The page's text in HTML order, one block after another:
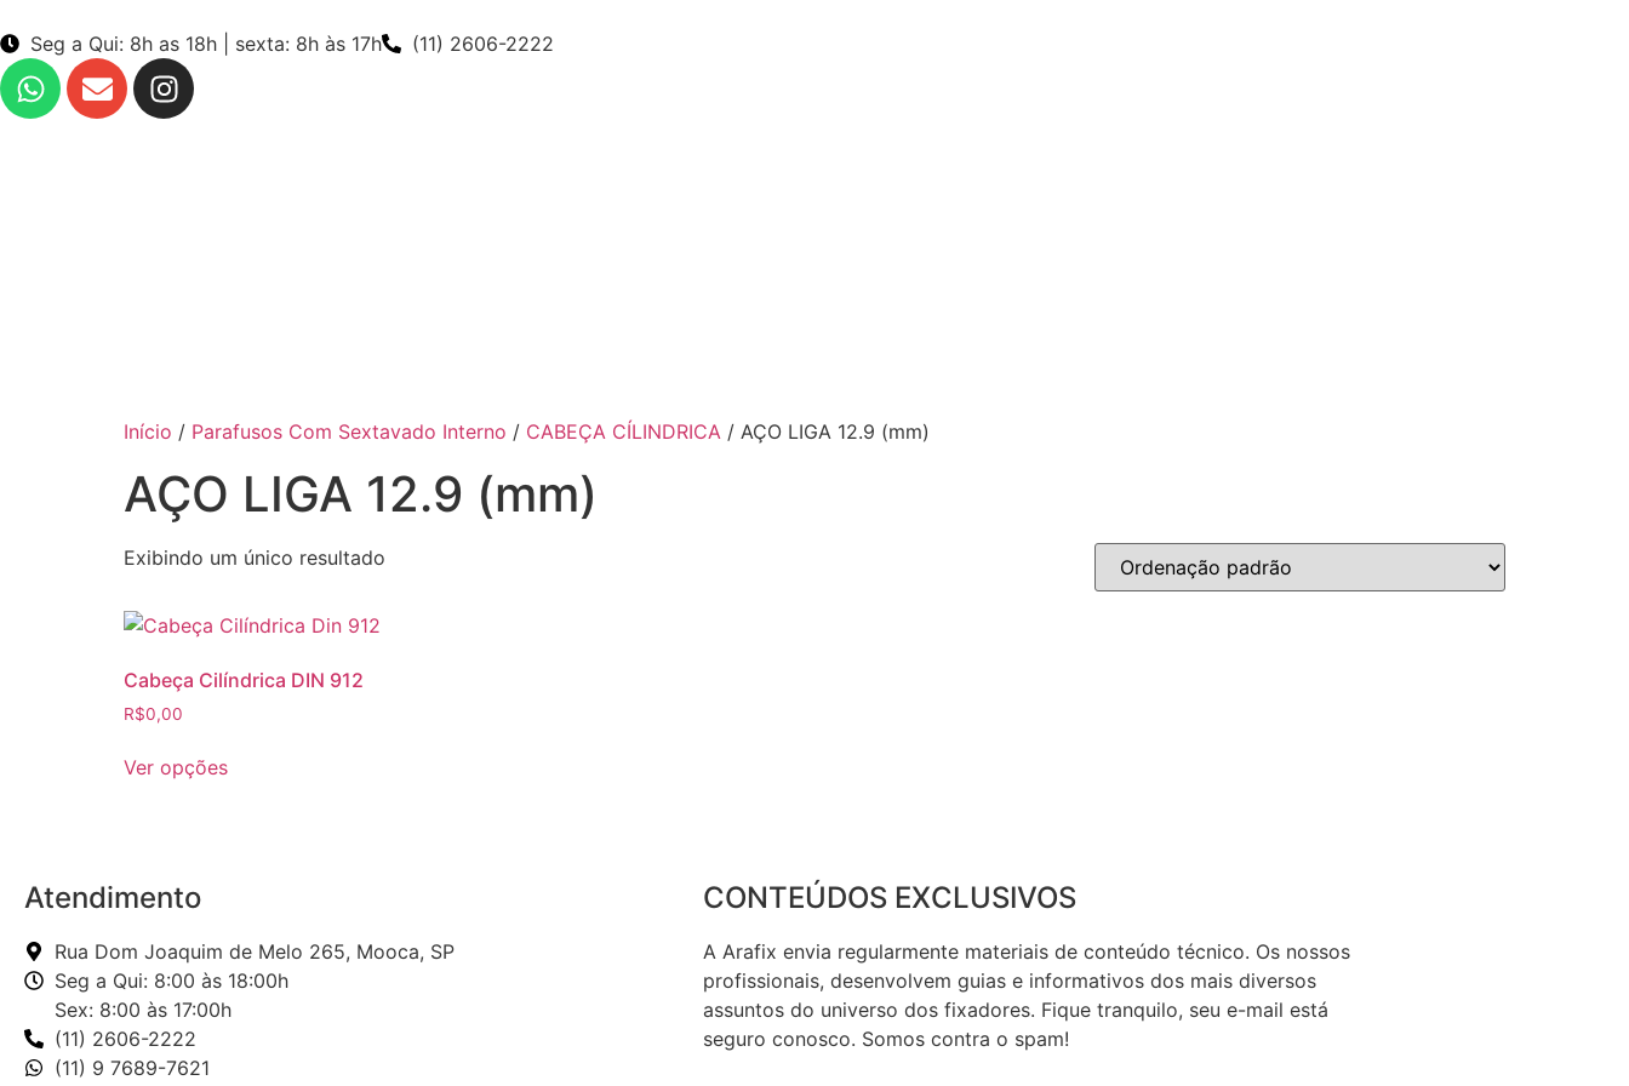
Seg a Qui: 8h as 18h | sexta: 8h às 17h (11) 2606-2222
Início / Parafusos Com Sextavado Interno / CABEÇA CÍLINDRICA / AÇO LIGA 12.9 (mm)
AÇO LIGA 12.9 (mm)
Exibindo um único resultado
Cabeça Cilíndrica DIN 912
R$0,00
Ver opções
Atendimento
Rua Dom Joaquim de Melo 265, Mooca, SP
Seg a Qui: 8:00 às 18:00h
Sex: 8:00 às 17:00h
(11) 2606-2222
(11) 9 7689-7621
CONTEÚDOS EXCLUSIVOS
A Arafix envia regularmente materiais de conteúdo técnico. Os nossos
profissionais, desenvolvem guias e informativos dos mais diversos
assuntos do universo dos fixadores. Fique tranquilo, seu e-mail está
seguro conosco. Somos contra o spam!